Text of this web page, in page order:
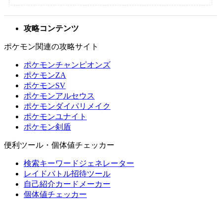
攻略コンテンツ
ポケモン関連の攻略サイト
ポケモンチャンピオンズ
ポケモンZA
ポケモンSV
ポケモンアルセウス
ポケモンダイパリメイク
ポケモンユナイト
ポケモン剣盾
便利ツール・個体値チェッカー
検索キーワードジェネレーター
レイドバトル招待ツール
自己紹介カードメーカー
個体値チェッカー